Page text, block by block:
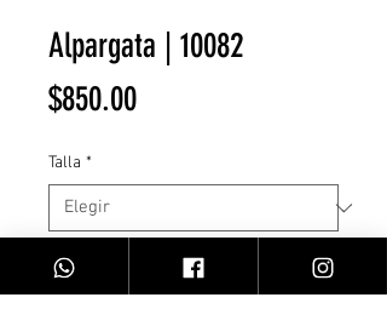
Alpargata | 10082
$850.00Precio
Talla *
Cantidad